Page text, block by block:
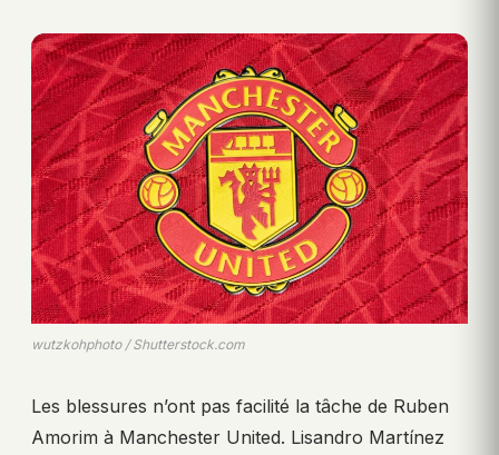
wutzkohphoto / Shutterstock.com
Les blessures n’ont pas facilité la tâche de Ruben
Amorim à Manchester United. Lisandro Martínez